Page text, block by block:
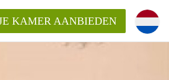
(kamer) in
KAMER AANBIEDEN